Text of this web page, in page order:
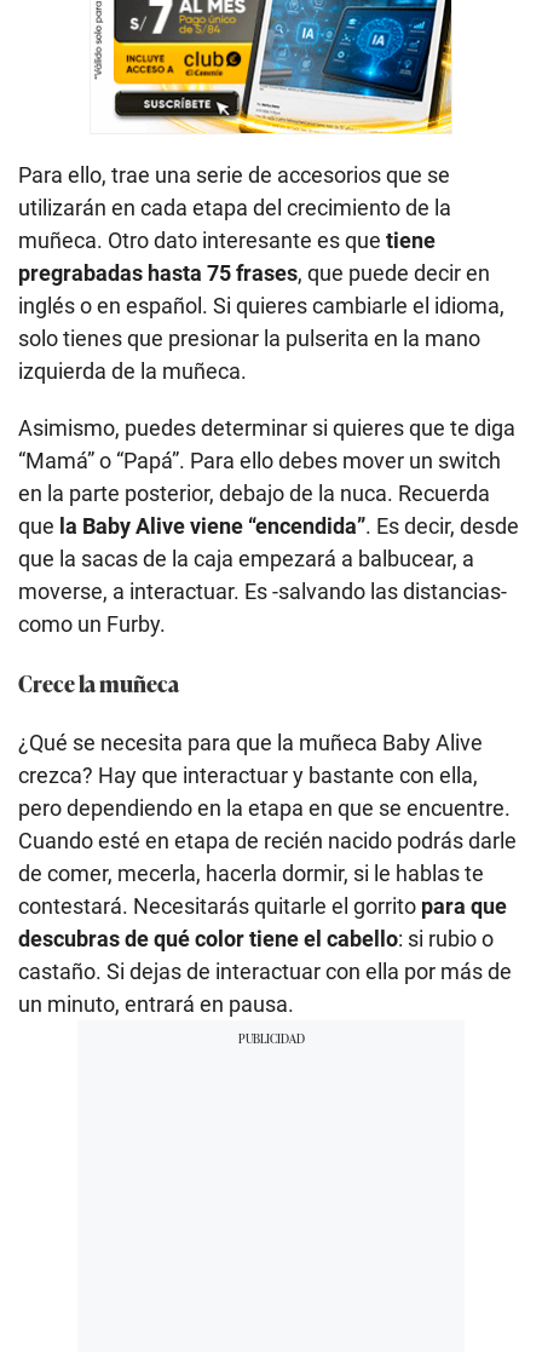
Para ello, trae una serie de accesorios que se
utilizarán en cada etapa del crecimiento de la
muñeca. Otro dato interesante es que tiene
pregrabadas hasta 75 frases, que puede decir en
inglés o en español. Si quieres cambiarle el idioma,
solo tienes que presionar la pulserita en la mano
izquierda de la muñeca.
Asimismo, puedes determinar si quieres que te diga
“Mamá” o “Papá”. Para ello debes mover un switch
en la parte posterior, debajo de la nuca. Recuerda
que la Baby Alive viene “encendida”. Es decir, desde
que la sacas de la caja empezará a balbucear, a
moverse, a interactuar. Es -salvando las distancias-
como un Furby.
Crece la muñeca
¿Qué se necesita para que la muñeca Baby Alive
crezca? Hay que interactuar y bastante con ella,
pero dependiendo en la etapa en que se encuentre.
Cuando esté en etapa de recién nacido podrás darle
de comer, mecerla, hacerla dormir, si le hablas te
contestará. Necesitarás quitarle el gorrito para que
descubras de qué color tiene el cabello: si rubio o
castaño. Si dejas de interactuar con ella por más de
un minuto, entrará en pausa.